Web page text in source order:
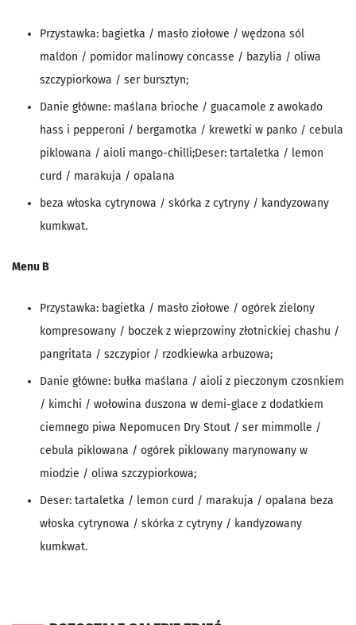
Przystawka: bagietka / masło ziołowe / wędzona sól
maldon / pomidor malinowy concasse / bazylia / oliwa
szczypiorkowa / ser bursztyn;
Danie główne: maślana brioche / guacamole z awokado
hass i pepperoni / bergamotka / krewetki w panko / cebula
piklowana / aioli mango-chilli;Deser: tartaletka / lemon
curd / marakuja / opalana
beza włoska cytrynowa / skórka z cytryny / kandyzowany
kumkwat.
Menu B
Przystawka: bagietka / masło ziołowe / ogórek zielony
kompresowany / boczek z wieprzowiny złotnickiej chashu /
pangritata / szczypior / rzodkiewka arbuzowa;
Danie główne: bułka maślana / aioli z pieczonym czosnkiem
/ kimchi / wołowina duszona w demi-glace z dodatkiem
ciemnego piwa Nepomucen Dry Stout / ser mimmolle /
cebula piklowana / ogórek piklowany marynowany w
miodzie / oliwa szczypiorkowa;
Deser: tartaletka / lemon curd / marakuja / opalana beza
włoska cytrynowa / skórka z cytryny / kandyzowany
kumkwat.